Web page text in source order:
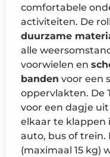
comfortabele
activiteiten. De
duurzame
alle
voorwielen en
banden voor een
oppervlakten. De
voor een dagje
elkaar te klappen
auto, bus of trein.
(maximaal 15 kg)